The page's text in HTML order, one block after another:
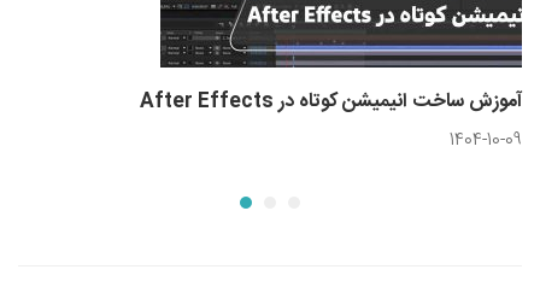
آموزش ساخت انیمیشن کوتاه در After Effects
1404-10-09